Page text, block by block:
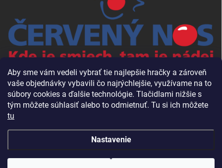
Aby sme vám vedeli vybrať tie najlepšie hračky a zároveň
vaše objednávky vybavili čo najrýchlejšie, využívame na to
súbory cookies a ďalšie technológie. Tlačidlami nižšie s
tým môžete súhlasiť alebo to odmietnuť. Tu si ich môžete
tu
Nastavenie